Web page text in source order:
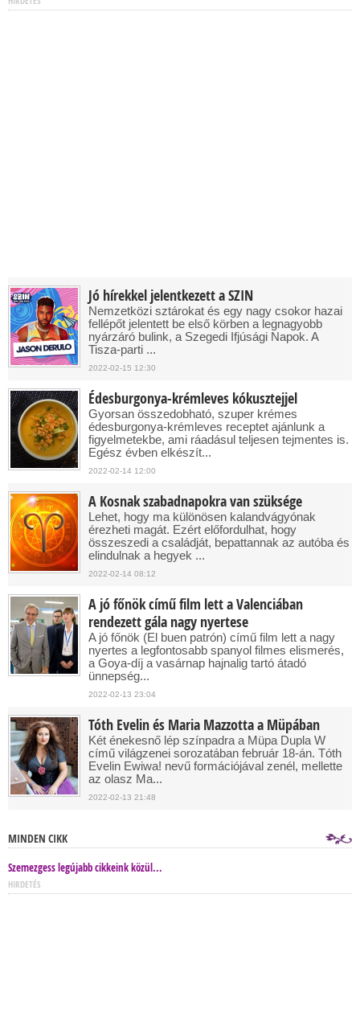
Jó hírekkel jelentkezett a SZIN
Nemzetközi sztárokat és egy nagy csokor hazai
fellépőt jelentett be első körben a legnagyobb
nyárzáró bulink, a Szegedi Ifjúsági Napok. A
Tisza-parti ...
2022-02-15 12:30
Édesburgonya-krémleves kókusztejjel
Gyorsan összedobható, szuper krémes
édesburgonya-krémleves receptet ajánlunk a
figyelmetekbe, ami ráadásul teljesen tejmentes is.
Egész évben elkészít...
2022-02-14 12:00
A Kosnak szabadnapokra van szüksége
Lehet, hogy ma különösen kalandvágyónak
érezheti magát. Ezért előfordulhat, hogy
összeszedi a családját, bepattannak az autóba és
elindulnak a hegyek ...
2022-02-14 08:12
A jó főnök című film lett a Valenciában
rendezett gála nagy nyertese
A jó főnök (El buen patrón) című film lett a nagy
nyertes a legfontosabb spanyol filmes elismerés,
a Goya-díj a vasárnap hajnalig tartó átadó
ünnepség...
2022-02-13 23:04
Tóth Evelin és Maria Mazzotta a Müpában
Két énekesnő lép színpadra a Müpa Dupla W
című világzenei sorozatában február 18-án. Tóth
Evelin Ewiwa! nevű formációjával zenél, mellette
az olasz Ma...
2022-02-13 21:48
MINDEN CIKK
Szemezgess legújabb cikkeink közül...
HIRDETÉS